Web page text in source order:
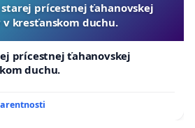
prícestnej ťahanovskej
kresťanskom duchu.
prícestnej ťahanovskej
duchu.